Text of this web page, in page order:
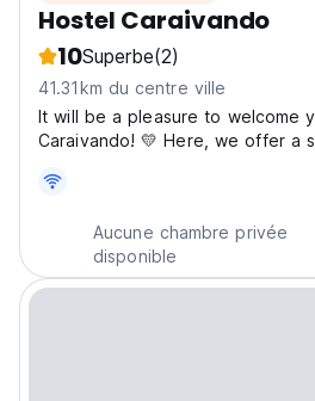
Hostel Caraivando
10Superbe(2)
41.31km du centre ville
It will be a pleasure to welcome
Caraivando! 💛 Here, we offer a
Caraíva. We hope your stay is
full of great memories ✨ To
being,...Aucune chambre privée
disponible